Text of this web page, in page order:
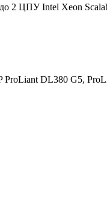
2 ЦПУ Intel Xeon
DL380 G5,